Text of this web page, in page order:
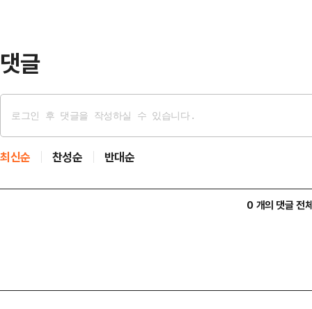
댓글
최신순 찬성순 반대순
0 개의 댓글 전